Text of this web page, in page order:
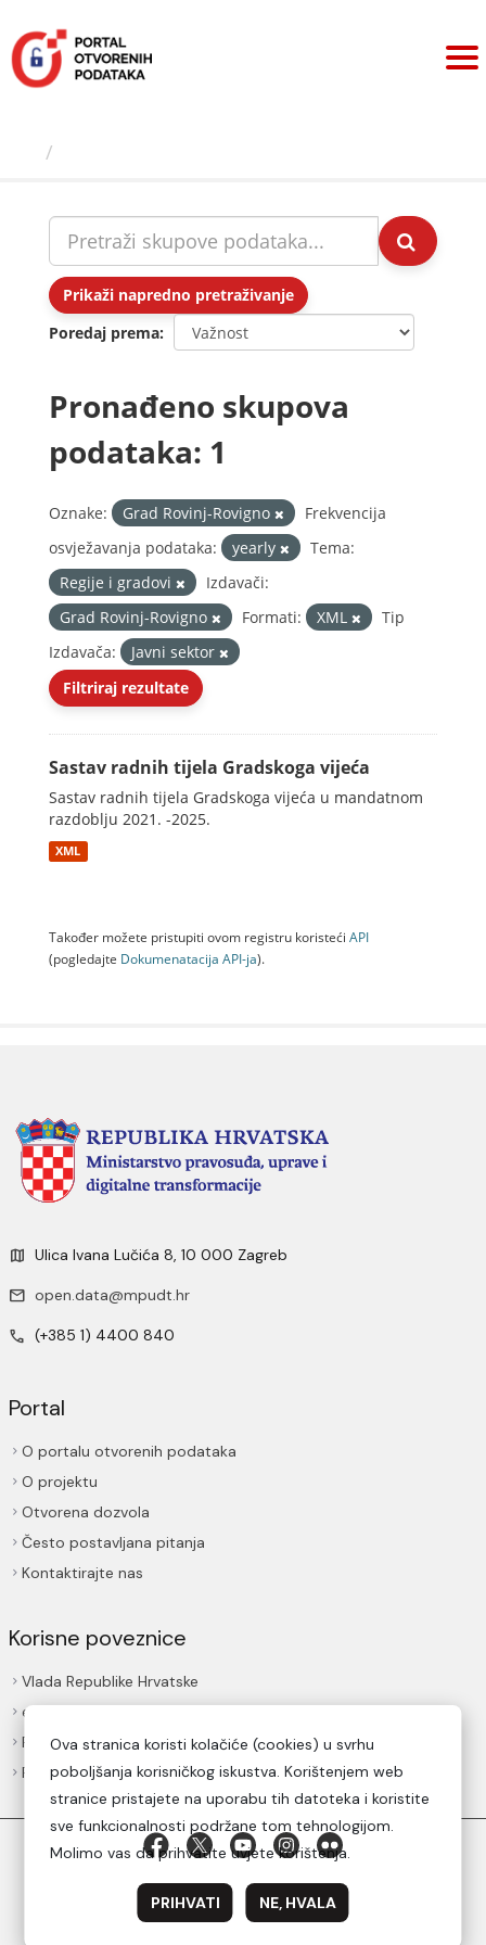
sadržaj
Prikaži napredno pretraživanje
Poredaj prema
Pronađeno skupova
podataka: 1
Oznake: Grad Rovinj-Rovigno
Frekvencija
osvježavanja podataka:
yearly
Tema:
Regije i gradovi
Izdavači:
Grad Rovinj-Rovigno
Formati: XML
Tip
Izdavača:
Javni sektor
Filtriraj rezultate
Sastav radnih tijela Gradskoga vijeća
Sastav radnih tijela Gradskoga vijeća u mandatnom
razdoblju 2021. -2025.
XML
Također možete pristupiti ovom registru koristeći API
(pogledajte Dokumenаtаcijа API-jа).